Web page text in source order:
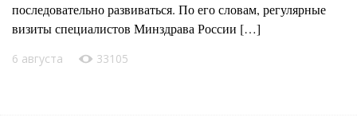
последовательно развиваться. По его словам, регулярные
визиты специалистов Минздрава России […]
6 августа 33105